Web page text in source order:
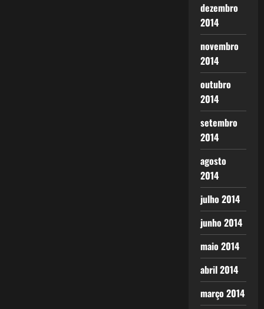
dezembro
2014
novembro
2014
outubro
2014
setembro
2014
agosto
2014
julho 2014
junho 2014
maio 2014
abril 2014
março 2014